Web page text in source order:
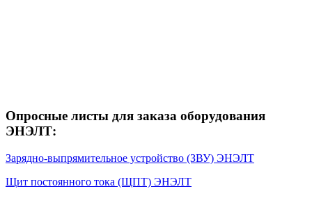
Опросные листы для заказа оборудования
ЭНЭЛТ:
Зарядно-выпрямительное устройство (ЗВУ) ЭНЭЛТ
Щит постоянного тока (ЩПТ) ЭНЭЛТ